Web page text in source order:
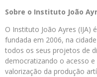
Sobre o Instituto João
O Instituto João Ayres (IJA)
fundada em 2006, na
todos os seus projetos de
democratizando o acesso
valorização da produção